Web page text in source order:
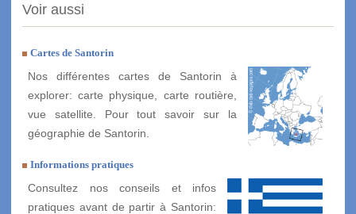
Voir aussi
Cartes de Santorin
Nos différentes cartes de Santorin à
explorer: carte physique, carte routière,
vue satellite. Pour tout savoir sur la
géographie de Santorin.
Informations pratiques
Consultez nos conseils et infos
pratiques avant de partir à Santorin: